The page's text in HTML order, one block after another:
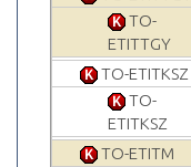
TO-
ETITTGY
TO-ETITKSZ
TO-
ETITKSZ
TO-ETITM